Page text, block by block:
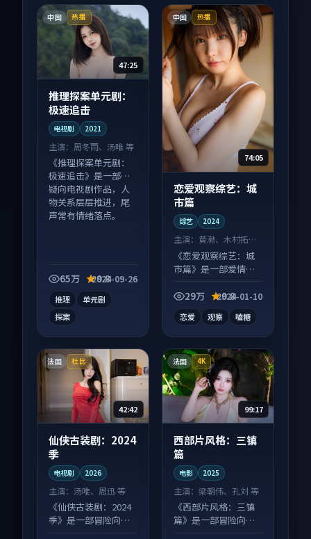
中国 热播
47:25
推理探案单元剧：
极速追击
电视剧 2021
主演： 周冬雨、汤唯 等
《推理探案单元剧：
极速追击》是一部悬
疑向电视剧作品，人
物关系层层推进，尾
声常有情绪落点。
65万 9.8
2024-09-26
推理
单元剧
探案
中国 热播
74:05
恋爱观察综艺：城
市篇
综艺 2024
主演： 黄渤、木村拓哉
等
《恋爱观察综艺：城
市篇》是一部爱情向
长为内核，情感戏份
29万 9.8
2024-01-10
恋爱 观察 嗑糖
法国 杜比
42:42
仙侠古装剧：2024
季
电视剧 2026
主演： 汤唯、周迅 等
《仙侠古装剧：2024
季》是一部冒险向电
法国 4K
99:17
西部片风格：三镇
篇
电影 2025
主演：梁朝伟、孔刘 等
《西部片风格：三镇
篇》是一部冒险向电